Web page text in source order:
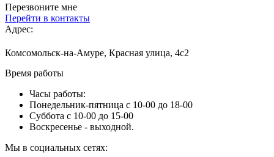
Перезвоните мне
Перейти в контакты
Адрес:
Комсомольск-на-Амуре, Красная улица, 4с2
Время работы
Часы работы:
Понедельник-пятница с 10-00 до 18-00
Суббота с 10-00 до 15-00
Воскресенье - выходной.
Мы в социальных сетях: